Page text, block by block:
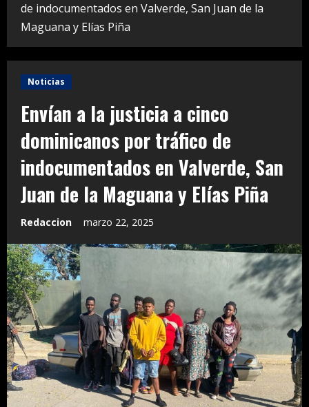
de indocumentados en Valverde, San Juan de la
Maguana y Elías Piña
Noticias
Envían a la justicia a cinco
dominicanos por tráfico de
indocumentados en Valverde, San
Juan de la Maguana y Elías Piña
Redaccion marzo 22, 2025